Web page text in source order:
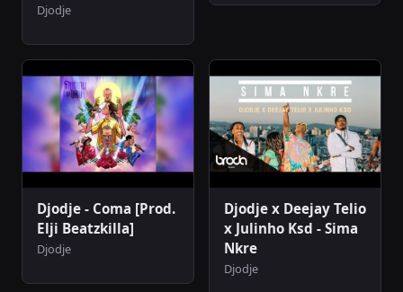
Djodje
Djodje - Coma [Prod.
Elji Beatzkilla]
Djodje
Djodje x Deejay Telio
x Julinho Ksd - Sima
Nkre
Djodje